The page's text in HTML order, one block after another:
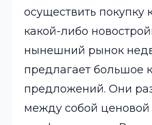
осуществить покупку
какой-либо
нынешний рынок
предлагает большое
предложений. Они
между собой ценовой